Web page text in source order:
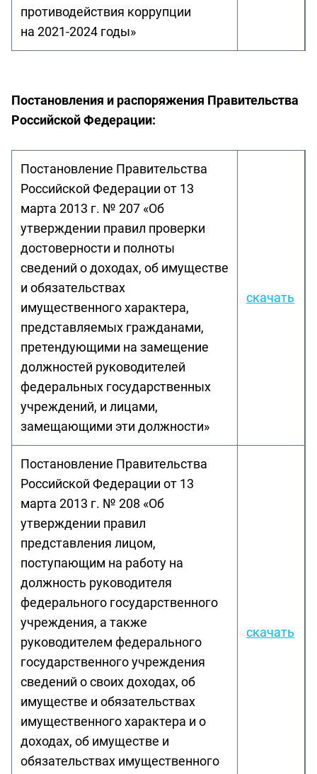
противодействия коррупции
на 2021-2024 годы»
Постановления и распоряжения Правительства
Российской Федерации:
Постановление Правительства
Российской Федерации от 13
марта 2013 г. № 207 «Об
утверждении правил проверки
достоверности и полноты
сведений о доходах, об имуществе
и обязательствах
имущественного характера,
представляемых гражданами,
претендующими на замещение
должностей руководителей
федеральных государственных
учреждений, и лицами,
замещающими эти должности»
скачать
Постановление Правительства
Российской Федерации от 13
марта 2013 г. № 208 «Об
утверждении правил
представления лицом,
поступающим на работу на
должность руководителя
федерального государственного
учреждения, а также
руководителем федерального
государственного учреждения
сведений о своих доходах, об
имуществе и обязательствах
имущественного характера и о
доходах, об имуществе и
обязательствах имущественного
скачать